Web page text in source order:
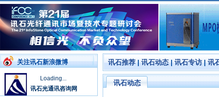
讯石推荐|讯石动态|讯石专访|讯
讯石动态
关注讯石新浪微博
Loading...
讯石光通讯咨询网